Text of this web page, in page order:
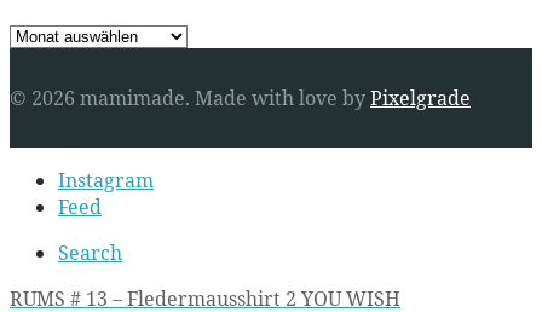
Archiv
© 2026 mamimade. Made with love byPixelgrade
Secondary
navigationInstagram
Feed
Search
Post
RUMS # 13 – Fledermausshirt 2 YOU WISH